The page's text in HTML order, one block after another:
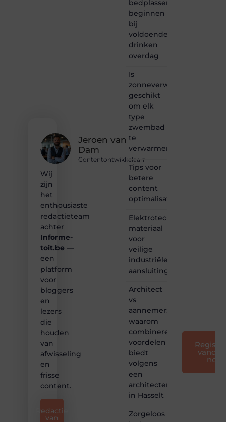
Jeroen van
Dam
Contentontwikkelaarr
Wij
zijn
het
enthousiaste
redactieteam
achter
Informe-
toit.be —
een
platform
voor
bloggers
en
lezers
die
houden
van
afwisseling
en
frisse
content.
Redactie
van
bedplassen
beginnen
bij
voldoende
drinken
overdag
Is
zonneverwarming
geschikt
om elk
type
zwembad
te
verwarmen?
Tips voor
betere
content
optimalisatie
Elektrotechnisch
materiaal
voor
veilige
industriële
aansluitingen
Architect
vs
aannemer:
waarom
combineren
voordelen
biedt
volgens
een
architectenbureau
in Hasselt
Zorgeloos
nog